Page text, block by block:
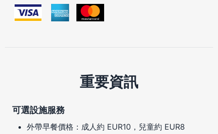
重要資訊
可選設施服務
外帶早餐價格：成人約 EUR10，兒童約 EUR8